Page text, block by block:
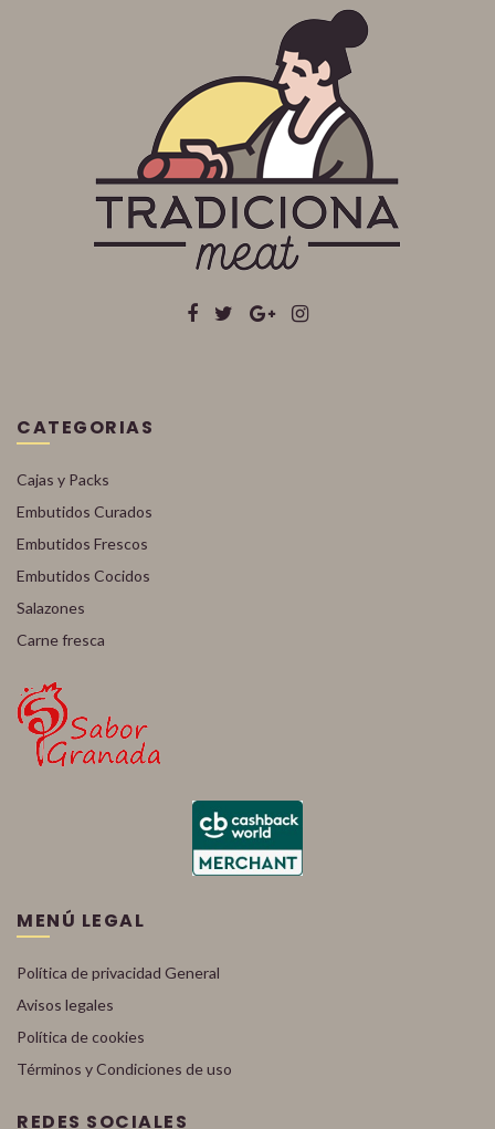
CATEGORIAS
Cajas y Packs
Embutidos Curados
Embutidos Frescos
Embutidos Cocidos
Salazones
Carne fresca
MENÚ LEGAL
Política de privacidad General
Avisos legales
Política de cookies
Términos y Condiciones de uso
REDES SOCIALES